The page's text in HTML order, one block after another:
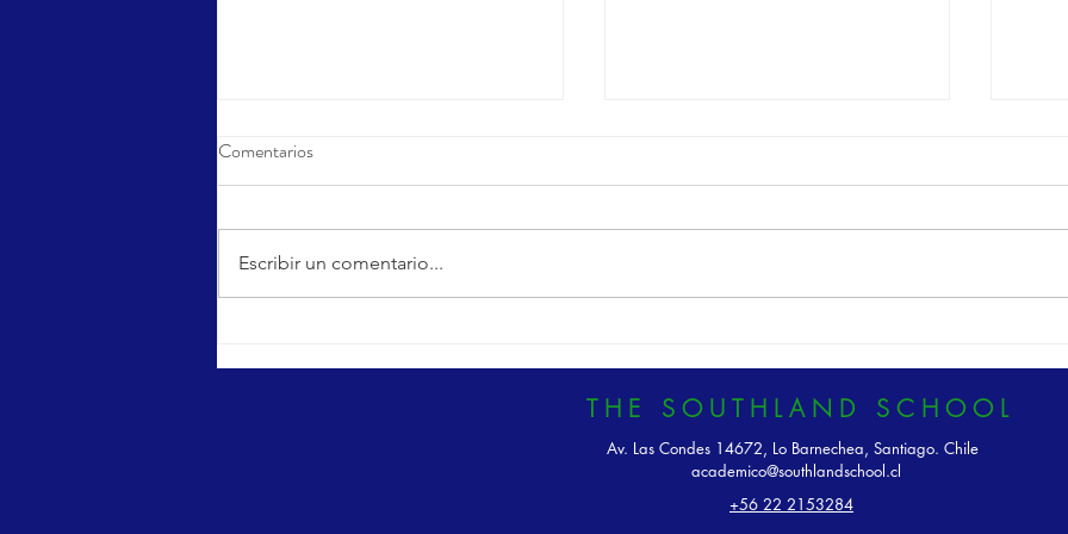
Sports Day
Comentarios
Escribir un comentario...
THE SOUTHLAND SCHOOL
Av. Las Condes 14672, Lo Barnechea, Santiago. Chile
academico@southlandschool.cl
+56 22 2153284